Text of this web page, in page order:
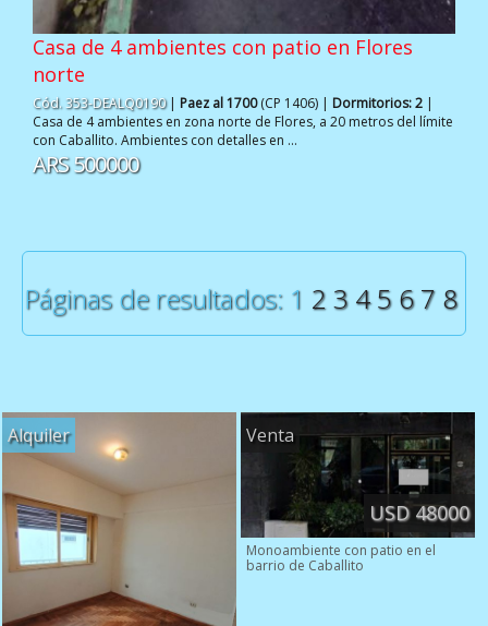
Casa de 4 ambientes con patio en Flores
norte
Cód. 353-DEALQ0190| Paez al 1700(CP 1406) | Dormitorios: 2 |
Casa de 4 ambientes en zona norte de Flores, a 20 metros del límite
con Caballito. Ambientes con detalles en ...
ARS 500000
Páginas de resultados: 1 2 3 4 5 6 7 8
Alquiler Venta
USD 48000
Monoambiente con patio en el
barrio de Caballito